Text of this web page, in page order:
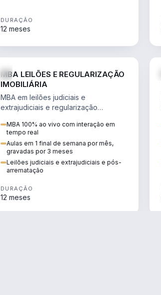
DURAÇÃO
12 meses
MBA LEILÕES E REGULARIZAÇÃO
IMOBILIÁRIA
MBA em leilões judiciais e
extrajudiciais e regularização
alienação fiduciária e pós-
arrematação.
MBA 100% ao vivo com interação em
tempo real
Aulas em 1 final de semana por mês,
gravadas por 3 meses
Leilões judiciais e extrajudiciais e pós-
arrematação
DURAÇÃO
12 meses